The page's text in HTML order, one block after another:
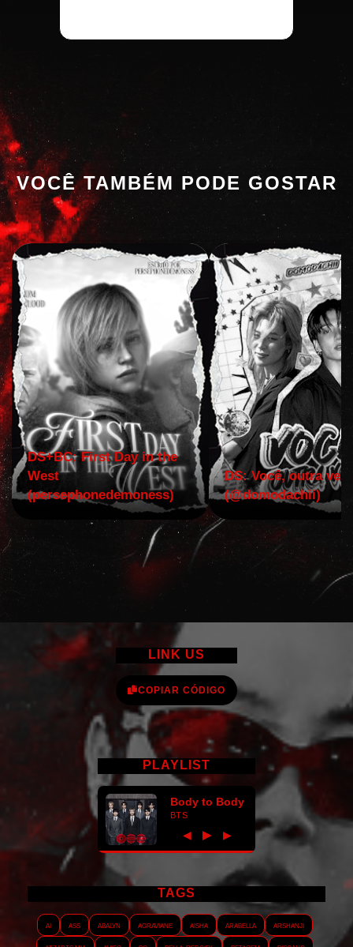
VOCÊ TAMBÉM PODE GOSTAR
DS+BC: First Day in the
West
(persephonedemoness)
DS: Você, outra vez!
(@domodachii)
LINK US
COPIAR CÓDIGO
PLAYLIST
Body to Body
BTS
◀ ► ▶
TAGS
AI ASS Abalyn Agraviane Aisha Arabella
Arshanji